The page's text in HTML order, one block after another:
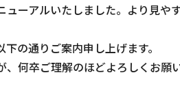
ューアルいたしました。より見
の通りご案内申し上げます。
何卒ご理解のほどよろしくお願